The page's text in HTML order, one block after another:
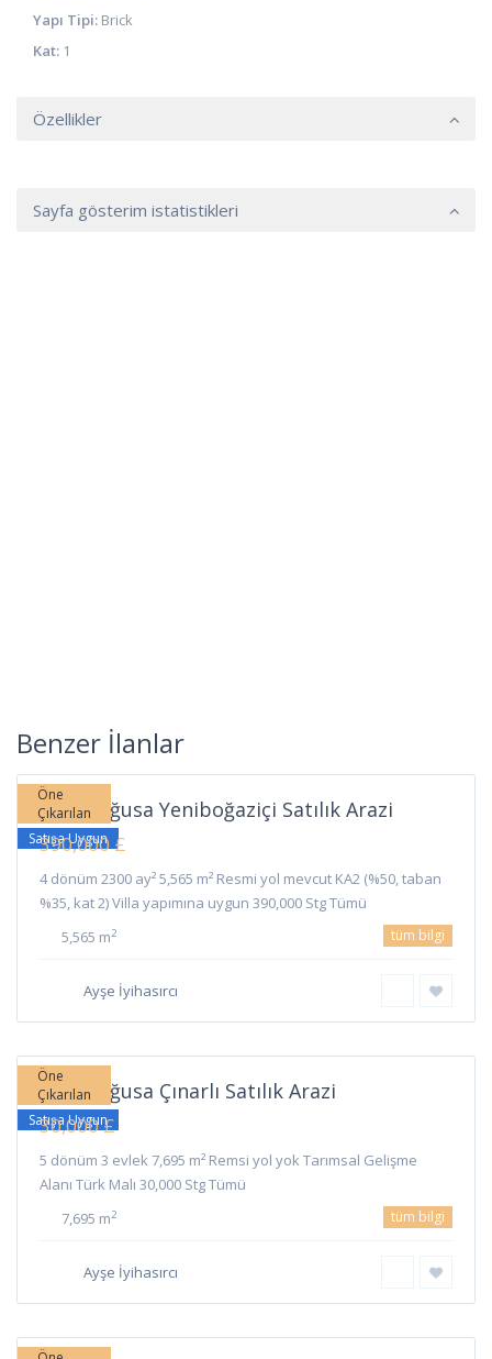
Yapı Tipi: Brick
Kat: 1
Özellikler
Sayfa gösterim istatistikleri
Benzer İlanlar
Gazimağusa
Öne
Çıkarılan
Satışa Uygun
Gazimağusa Yeniboğaziçi Satılık Arazi
390,000 £
4 dönüm 2300 ay² 5,565 m² Resmi yol mevcut KA2 (%50, taban
%35, kat 2) Villa yapımına uygun 390,000 Stg Tümü
5,565 m2 tüm bilgi
Ayşe İyihasırcı
Öne
Çıkarılan
Satışa Uygun
Gazimağusa Çınarlı Satılık Arazi
30,000 £
5 dönüm 3 evlek 7,695 m² Remsi yol yok Tarımsal Gelişme
Alanı Türk Malı 30,000 Stg Tümü
7,695 m2 tüm bilgi
Ayşe İyihasırcı